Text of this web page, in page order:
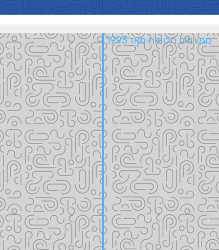
מגשימים חלומות מאז 1993